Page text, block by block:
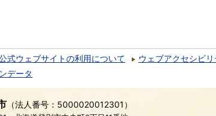
式ウェブサイトの利用について ウェブアクセシビ
データ
（法人番号：5000020012301）